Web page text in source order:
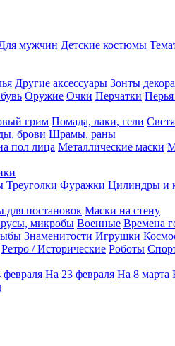
мужчин Детские костюмы
Другие аксессуары Зонты
Оружие Очки Перчатки
грим Помада, лаки, гели
брови Шрамы, раны
пол лица Металлические маски
Треуголки Фуражки Цилиндры и
для постановок Маски на стену
микробы Военные Времена
Знаменитости Игрушки
Ретро / Исторические Роботы
На 23 февраля На 8 марта